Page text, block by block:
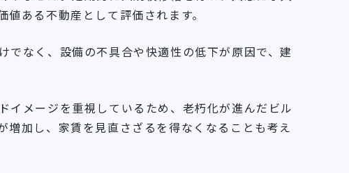
ある不動産として評価されます。
でなく、設備の不具合や快適性の低下が原因で、建
イメージを重視しているため、老朽化が進んだビル
加し、家賃を見直さざるを得なくなることも考え